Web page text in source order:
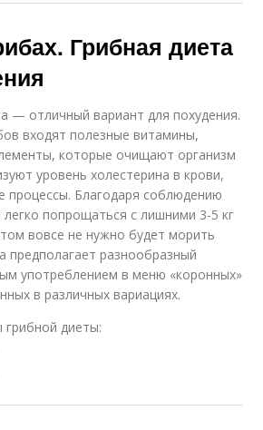
Грибная диета
— отличный вариант для похудения.
входят полезные витамины,
которые очищают организм
уровень холестерина в крови,
Благодаря соблюдению
попрощаться с лишними 3-5 кг
вовсе не нужно будет морить
предполагает разнообразный
употреблением в меню «коронных»
в различных вариациях.
диеты: